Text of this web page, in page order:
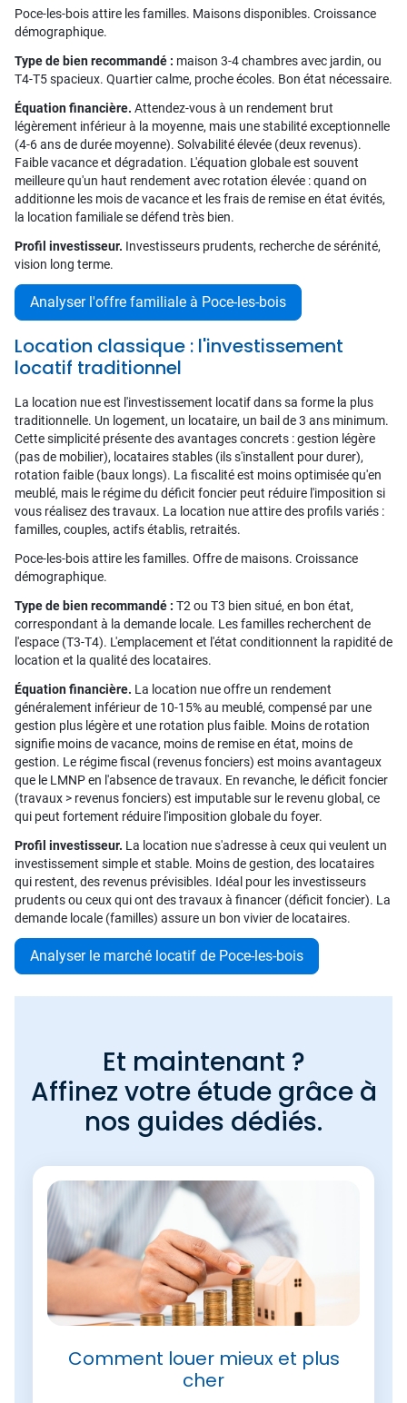
Poce-les-bois attire les familles. Maisons disponibles. Croissance
démographique.
Type de bien recommandé : maison 3-4 chambres avec jardin, ou
T4-T5 spacieux. Quartier calme, proche écoles. Bon état nécessaire.
Équation financière. Attendez-vous à un rendement brut
légèrement inférieur à la moyenne, mais une stabilité exceptionnelle
(4-6 ans de durée moyenne). Solvabilité élevée (deux revenus).
Faible vacance et dégradation. L'équation globale est souvent
meilleure qu'un haut rendement avec rotation élevée : quand on
additionne les mois de vacance et les frais de remise en état évités,
la location familiale se défend très bien.
Profil investisseur. Investisseurs prudents, recherche de sérénité,
vision long terme.
Analyser l'offre familiale à Poce-les-bois
Location classique : l'investissement
locatif traditionnel
La location nue est l'investissement locatif dans sa forme la plus
traditionnelle. Un logement, un locataire, un bail de 3 ans minimum.
Cette simplicité présente des avantages concrets : gestion légère
(pas de mobilier), locataires stables (ils s'installent pour durer),
rotation faible (baux longs). La fiscalité est moins optimisée qu'en
meublé, mais le régime du déficit foncier peut réduire l'imposition si
vous réalisez des travaux. La location nue attire des profils variés :
familles, couples, actifs établis, retraités.
Poce-les-bois attire les familles. Offre de maisons. Croissance
démographique.
Type de bien recommandé : T2 ou T3 bien situé, en bon état,
correspondant à la demande locale. Les familles recherchent de
l'espace (T3-T4). L'emplacement et l'état conditionnent la rapidité de
location et la qualité des locataires.
Équation financière. La location nue offre un rendement
généralement inférieur de 10-15% au meublé, compensé par une
gestion plus légère et une rotation plus faible. Moins de rotation
signifie moins de vacance, moins de remise en état, moins de
gestion. Le régime fiscal (revenus fonciers) est moins avantageux
que le LMNP en l'absence de travaux. En revanche, le déficit foncier
(travaux > revenus fonciers) est imputable sur le revenu global, ce
qui peut fortement réduire l'imposition globale du foyer.
Profil investisseur. La location nue s'adresse à ceux qui veulent un
investissement simple et stable. Moins de gestion, des locataires
qui restent, des revenus prévisibles. Idéal pour les investisseurs
prudents ou ceux qui ont des travaux à financer (déficit foncier). La
demande locale (familles) assure un bon vivier de locataires.
Analyser le marché locatif de Poce-les-bois
Et maintenant ?
Affinez votre étude grâce à
nos guides dédiés.
Comment louer mieux et plus
cher